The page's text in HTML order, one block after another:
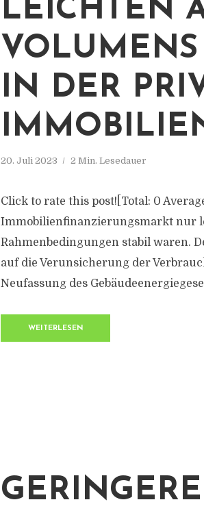
LEICHTEN
VOLUMENS
IN DER
20. Juli 2023 2 Min. Lesedauer
Click to rate this post![Total: 0
Immobilienfinanzierungsmarkt nur
Rahmenbedingungen stabil waren.
auf die Verunsicherung der
Neufassung des
WEITERLESEN